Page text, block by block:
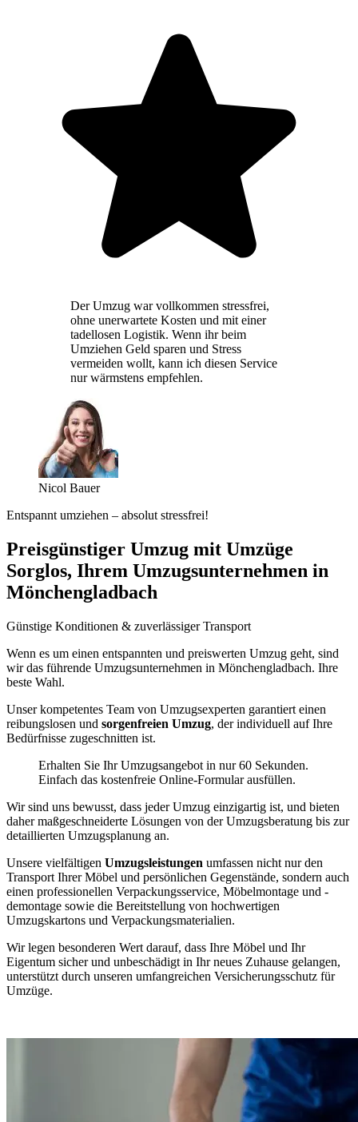
Der Umzug war vollkommen stressfrei,
ohne unerwartete Kosten und mit einer
tadellosen Logistik. Wenn ihr beim
Umziehen Geld sparen und Stress
vermeiden wollt, kann ich diesen Service
nur wärmstens empfehlen.
Nicol Bauer
Entspannt umziehen – absolut stressfrei!
Preisgünstiger Umzug mit Umzüge
Sorglos, Ihrem Umzugsunternehmen in
Mönchengladbach
Günstige Konditionen & zuverlässiger Transport
Wenn es um einen entspannten und preiswerten Umzug geht, sind
wir das führende Umzugsunternehmen in Mönchengladbach. Ihre
beste Wahl.
Unser kompetentes Team von Umzugsexperten garantiert einen
reibungslosen und sorgenfreien Umzug, der individuell auf Ihre
Bedürfnisse zugeschnitten ist.
Erhalten Sie Ihr Umzugsangebot in nur 60 Sekunden.
Einfach das kostenfreie Online-Formular ausfüllen.
Wir sind uns bewusst, dass jeder Umzug einzigartig ist, und bieten
daher maßgeschneiderte Lösungen von der Umzugsberatung bis zur
detaillierten Umzugsplanung an.
Unsere vielfältigen Umzugsleistungen umfassen nicht nur den
Transport Ihrer Möbel und persönlichen Gegenstände, sondern auch
einen professionellen Verpackungsservice, Möbelmontage und -
demontage sowie die Bereitstellung von hochwertigen
Umzugskartons und Verpackungsmaterialien.
Wir legen besonderen Wert darauf, dass Ihre Möbel und Ihr
Eigentum sicher und unbeschädigt in Ihr neues Zuhause gelangen,
unterstützt durch unseren umfangreichen Versicherungsschutz für
Umzüge.